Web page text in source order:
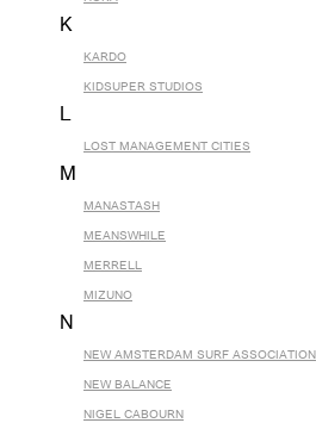
K
KARDO
KIDSUPER STUDIOS
L
LOST MANAGEMENT CITIES
M
MANASTASH
MEANSWHILE
MERRELL
MIZUNO
N
NEW AMSTERDAM SURF ASSOCIATION
NEW BALANCE
NIGEL CABOURN